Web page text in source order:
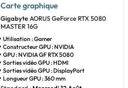
Carte graphique
GigabyteAORUS GeForce RTX 5080
MASTER 16G
Utilisation : Gamer
Constructeur GPU : NVIDIA
GPU : NVIDIA GF RTX 5080
Sorties vidéo GPU : HDMI
Sorties vidéo GPU : DisplayPort
Longueur GPU : 360 mm